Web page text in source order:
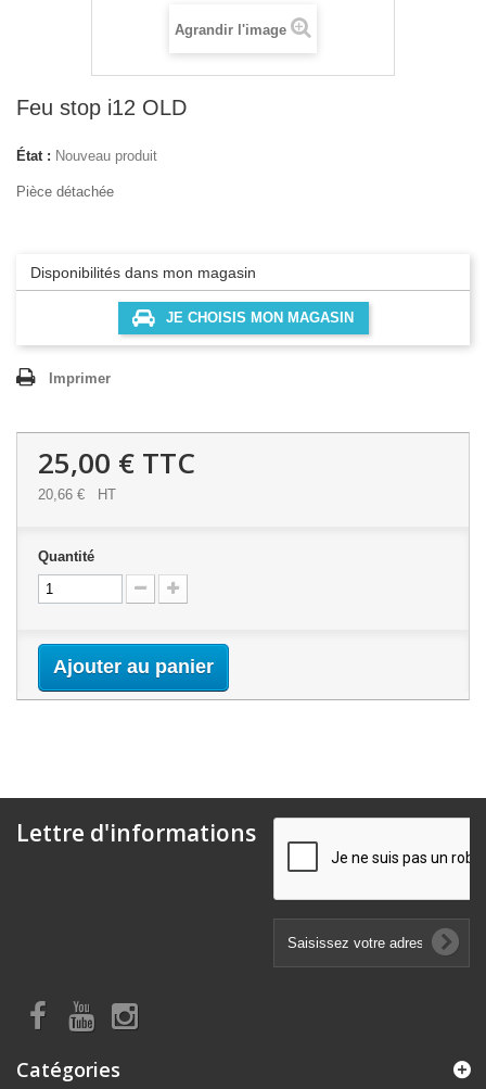
Agrandir l'image
Feu stop i12 OLD
État : Nouveau produit
Pièce détachée
Disponibilités dans mon magasin
JE CHOISIS MON MAGASIN
Imprimer
25,00 € TTC
20,66 € HT
Quantité
Ajouter au panier
Lettre d'informations
Catégories